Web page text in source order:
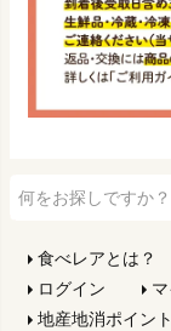
食べレアとは？
ログイン
地産地消ポイン